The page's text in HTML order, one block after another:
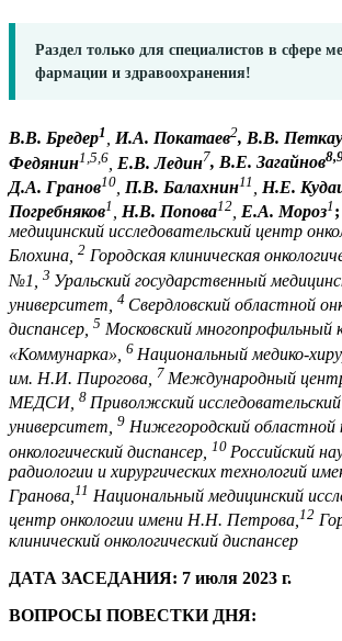
Раздел только для специалистов в сфере
фармации и здравоохранения!
В.В. Бредер1 И.А. Покатаев2, В.В. Петкау
Федянин1,5,6 Е.В. Ледин7, В.Е. Загайнов
Д.А. Гранов10 П.В. Балахнин11 Н.Е.
Погребняков1 Н.В. Попова12 Е.А. Мороз1 ;
медицинский исследовательский центр
Блохина, 2 Городская клиническая
№1, 3 Уральский государственный
университет, 4 Свердловский областной
диспансер, 5 Московский многопрофильный
«Коммунарка», 6 Национальный медико-
им. Н.И. Пирогова, 7 Международный
МЕДСИ, 8 Приволжский
университет, 9 Нижегородский областной
онкологический диспансер, 10 Российский
радиологии и хирургических технологий
Гранова,11 Национальный медицинский
центр онкологии имени Н.Н. Петрова,12
клинический онкологический диспансер
ДАТА ЗАСЕДАНИЯ: 7 июля 2023 г.
ВОПРОСЫ ПОВЕСТКИ ДНЯ: